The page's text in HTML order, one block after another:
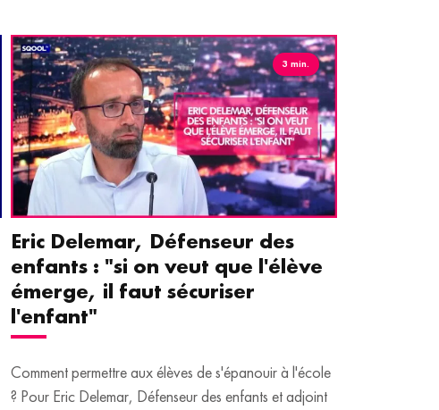
3 min.
Eric Delemar, Défenseur des
enfants : "si on veut que l'élève
émerge, il faut sécuriser
l'enfant"
Comment permettre aux élèves de s'épanouir à l'école
? Pour Eric Delemar, Défenseur des enfants et adjoint